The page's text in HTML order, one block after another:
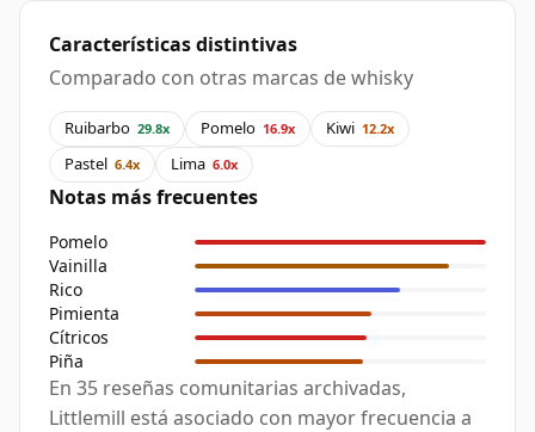
Características distintivas
Comparado con otras marcas de whisky
Ruibarbo 29.8x Pomelo 16.9x Kiwi 12.2x
Pastel 6.4x Lima 6.0x
Notas más frecuentes
Pomelo
Vainilla
Rico
Pimienta
Cítricos
Piña
En 35 reseñas comunitarias archivadas,
Littlemill está asociado con mayor frecuencia a